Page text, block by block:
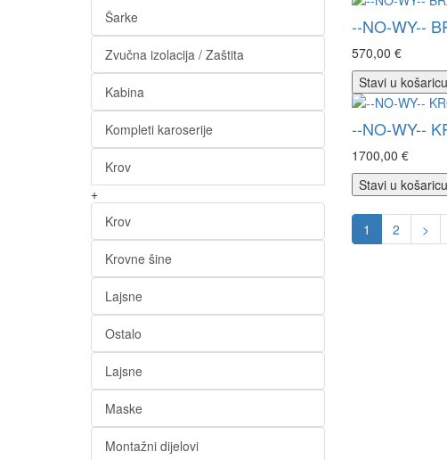
Šarke
Zvučna izolacija / Zaštita
Kabina
Kompleti karoserije
Krov
+
Krov
Krovne šine
Lajsne
Ostalo
Lajsne
Maske
Montažni dijelovi
--NO-WY--
570,00 €
Stavi u košaricu
--NO-WY--
1700,00 €
Stavi u košaricu
1 2 >